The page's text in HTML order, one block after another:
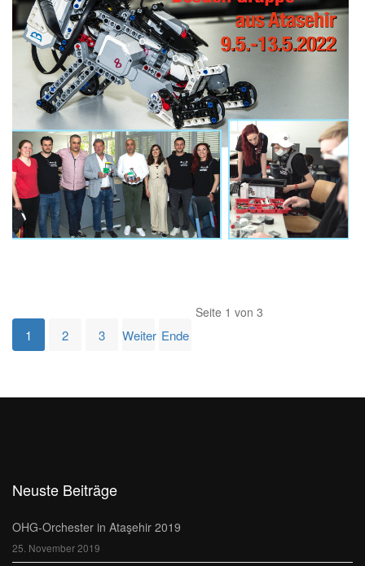
Seite 1 von 3
1 2 3 Weiter Ende
Neuste Beiträge
OHG-Orchester in Ataşehir 2019
25. November 2019